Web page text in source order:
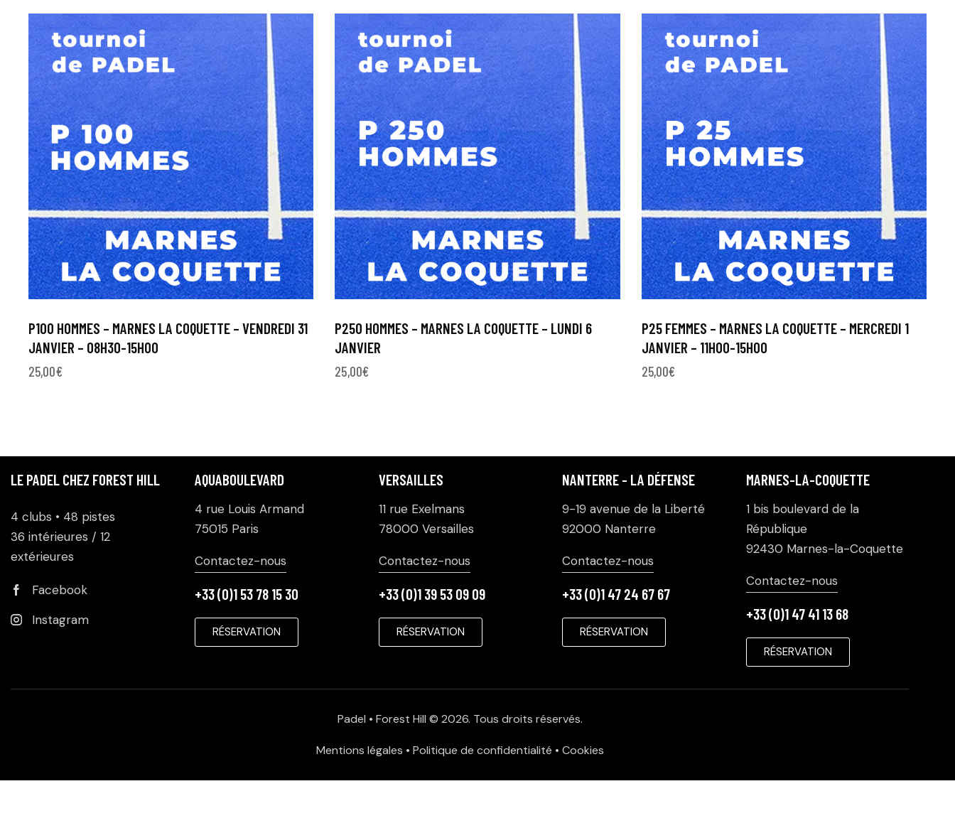
P100 HOMMES – MARNES LA COQUETTE – VENDREDI 31
JANVIER – 08H30-15H00
25,00€
P250 HOMMES – MARNES LA COQUETTE – LUNDI 6
JANVIER
25,00€
P25 FEMMES – MARNES LA COQUETTE – MERCREDI 1
JANVIER – 11H00-15H00
25,00€
LE PADEL CHEZ FOREST HILL
4 clubs • 48 pistes
36 intérieures / 12
extérieures
Facebook
Instagram
AQUABOULEVARD
4 rue Louis Armand
75015 Paris
Contactez-nous
+33 (0)1 53 78 15 30
RÉSERVATION
VERSAILLES
11 rue Exelmans
78000 Versailles
Contactez-nous
+33 (0)1 39 53 09 09
RÉSERVATION
NANTERRE - LA DÉFENSE
9-19 avenue de la Liberté
92000 Nanterre
Contactez-nous
+33 (0)1 47 24 67 67
RÉSERVATION
MARNES-LA-COQUETTE
1 bis boulevard de la
République
92430 Marnes-la-Coquette
Contactez-nous
+33 (0)1 47 41 13 68
RÉSERVATION
Padel • Forest Hill © 2026. Tous droits réservés.
Mentions légales • Politique de confidentialité • Cookies